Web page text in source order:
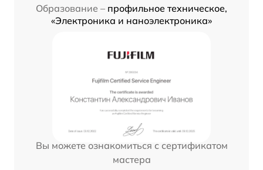
Образование – профильное техническое,
«Электроника и наноэлектроника»
Вы можете ознакомиться с сертификатом
мастера